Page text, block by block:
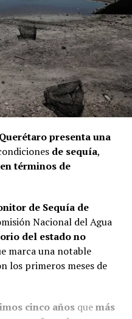
presenta una
de sequía,
en términos de
de Sequía de
Nacional del Agua
del estado no
marca una notable
los primeros meses de
cinco añosquemás